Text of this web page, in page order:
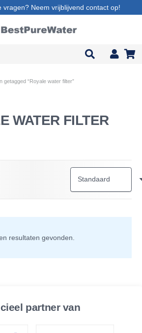
vragen? Neem vrijblijvend contact op!
getagged “Royale water filter”
WATER FILTER
resultaten gevonden.
partner van